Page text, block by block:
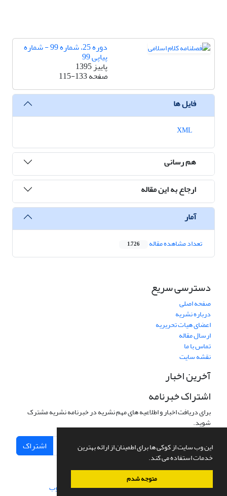
این وب سایت از کوکی ها برای اطمینان از ارائه بهترین
خدمات استفاده می کند.
متوجه شدم
دوره 25، شماره 99 - شماره
پیاپی 99
پاییز 1395
صفحه115-133
فایل ها
هم رسانی
ارجاع به این مقاله
آمار
تعداد مشاهده مقاله 1,726
دسترسی سریع
صفحه اصلی
درباره نشریه
اعضای هیات تحریریه
ارسال مقاله
تماس با ما
نقشه سایت
آخرین اخبار
اشتراک خبرنامه
برای دریافت اخبار و اطلاعیه های مهم نشریه در خبرنامه نشریه مشترک
شوید.
اشتراک
سامانه مدیریت نشریات علمی.طراحی و پیاده سازی از سیناوب